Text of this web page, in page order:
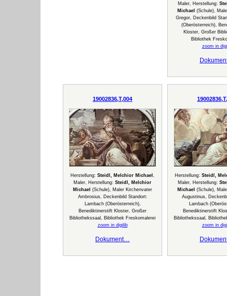
Maler, Herstellung:
Michael (Schule),
Gregor, Deckenbild
(Oberösterreich),
Kloster, Großer
Bibliothek
zoom in
19002836,T,004
Herstellung: Steidl, Melchior Michael
Maler, Herstellung: Steidl, Melchior
Michael (Schule), Maler Kirchenvater
Ambrosius, Deckenbild Standort:
Lambach (Oberösterreich),
Benediktinerstift Kloster, Großer
Bibliothekssaal, Bibliothek Freskomalerei
zoom in digilib
Dokument…
Herstellung: Steidl,
Maler, Herstellung:
Michael (Schule),
Augustinus,
Lambach
Benediktinerstift
Bibliothekssaal,
zoom in